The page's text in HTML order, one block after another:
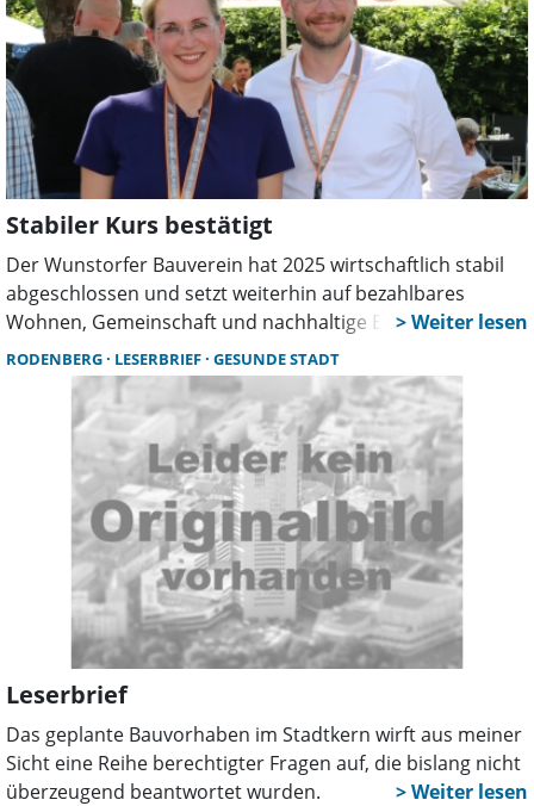
Stabiler Kurs bestätigt
Der Wunstorfer Bauverein hat 2025 wirtschaftlich stabil
abgeschlossen und setzt weiterhin auf bezahlbares
Wohnen, Gemeinschaft und nachhaltige Entwicklung.
Investitionen in den Bestand, hohe Zufriedenheit und
neue Serviceangebote prägen die Arbeit der
Genossenschaft.
RODENBERG LESERBRIEF GESUNDE STADT
Leserbrief
Das geplante Bauvorhaben im Stadtkern wirft aus meiner
Sicht eine Reihe berechtigter Fragen auf, die bislang nicht
überzeugend beantwortet wurden.